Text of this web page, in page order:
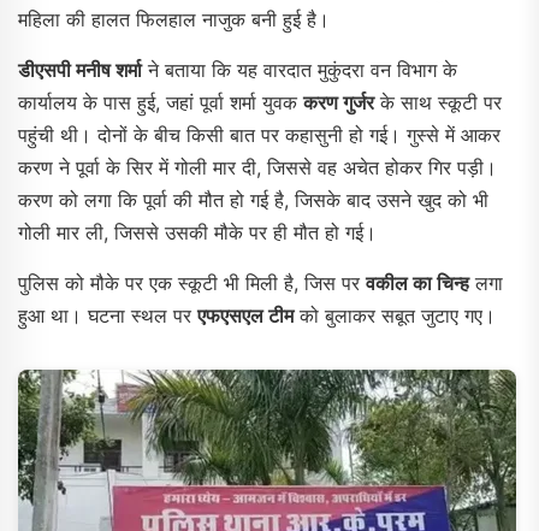
महिला की हालत फिलहाल नाजुक बनी हुई है।
डीएसपी मनीष शर्माने बताया कि यह वारदात मुकुंदरा वन विभाग के
कार्यालय के पास हुई, जहां पूर्वा शर्मा युवककरण गुर्जरके साथ स्कूटी पर
पहुंची थी। दोनों के बीच किसी बात पर कहासुनी हो गई। गुस्से में आकर
करण ने पूर्वा के सिर में गोली मार दी, जिससे वह अचेत होकर गिर पड़ी।
करण को लगा कि पूर्वा की मौत हो गई है, जिसके बाद उसने खुद को भी
गोली मार ली, जिससे उसकी मौके पर ही मौत हो गई।
पुलिस को मौके पर एक स्कूटी भी मिली है, जिस परवकील का चिन्हलगा
हुआ था। घटना स्थल परएफएसएल टीमको बुलाकर सबूत जुटाए गए।